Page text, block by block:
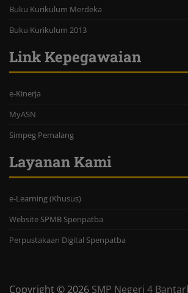
Buku Kurikulum Merdeka
Buku Kurikulum 2013
Link Kepegawaian
e-Kinerja
MyASN
Simpeg Pemalang
Layanan Kami
e-Learning (Khusus)
Website SPMB Spenpatba
Perpustakaan Digital Spenpatba
Copyright © 2026 SMP Negeri 4